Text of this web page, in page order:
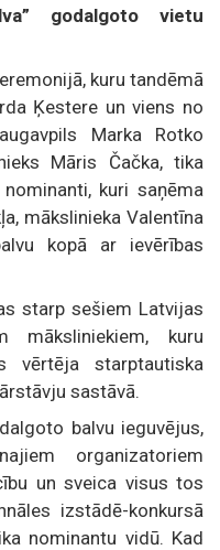
godalgoto vietu
kuru tandēmā
Ķestere un viens no
Marka Rotko
Māris Čačka, tika
kuri saņēma
mākslinieka Valentīna
kopā ar ievērības
starp sešiem Latvijas
māksliniekiem, kuru
vērtēja starptautiska
sastāvā.
balvu ieguvējus,
organizatoriem
un sveica visus tos
izstādē-konkursā
nominantu vidū. Kad